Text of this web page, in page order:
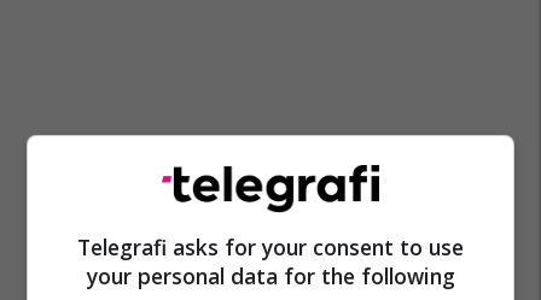
Telegrafi asks for your consent to use
your personal data for the following